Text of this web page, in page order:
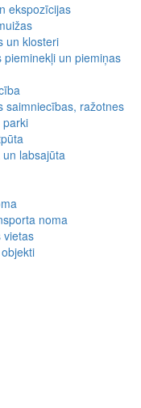
ekspozīcijas
un klosteri
pieminekļi un piemiņas
saimniecības, ražotnes
parki
labsajūta
noma
vietas